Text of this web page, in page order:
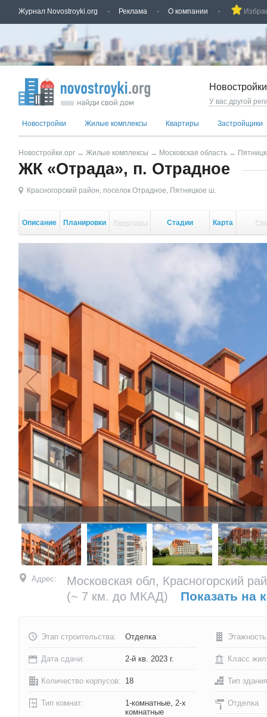
Журнал Novostroyki.org Реклама О компании
У вас другой
Новостройки Жилые комплексы Квартиры Застройщики
Новостройки.орг → Жилые комплексы → Московская область →
ЖК «Отрада», п. Отрадное
Красногорский район, поселок Отрадное, Пятницкое ш.
Описание Планировки Квартиры Стадии
стройки
Карта
Адрес:
Московская обл, Красногорский
(~ 7 км. до МКАД)
Показать на
Этап строительства: Отделка
Дата сдачи: 2-й кв. 2023 г.
Количество корпусов: 18
Тип комнат:
1-комнатные, 2-х
комнатные
Этажность
Класс
Тип
Отделка